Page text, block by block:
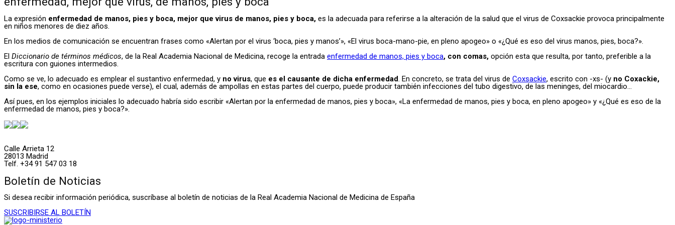
La expresión enfermedad de manos, pies y boca, mejor que virus de manos, pies y boca, es la adecuada para referirse a la alteración de la salud que el virus de Coxsackie provoca principalmente
en niños menores de diez años.
En los medios de comunicación se encuentran frases como «Alertan por el virus ‘boca, pies y manos’», «El virus boca-mano-pie, en pleno apogeo» o «¿Qué es eso del virus manos, pies, boca?».
El Diccionario de términos médicos, de la Real Academia Nacional de Medicina, recoge la entrada enfermedad de manos, pies y boca, con comas, opción esta que resulta, por tanto, preferible a la
escritura con guiones intermedios.
Como se ve, lo adecuado es emplear el sustantivo enfermedad, y no virus, que es el causante de dicha enfermedad. En concreto, se trata del virus de Coxsackie, escrito con -xs- (y no Coxackie,
sin la ese, como en ocasiones puede verse), el cual, además de ampollas en estas partes del cuerpo, puede producir también infecciones del tubo digestivo, de las meninges, del miocardio…
Así pues, en los ejemplos iniciales lo adecuado habría sido escribir «Alertan por la enfermedad de manos, pies y boca», «La enfermedad de manos, pies y boca, en pleno apogeo» y «¿Qué es eso de la
enfermedad de manos, pies y boca?».
Calle Arrieta 12
28013 Madrid
Telf. +34 91 547 03 18
Boletín de Noticias
Si desea recibir información periódica, suscríbase al boletín de noticias de la Real Academia Nacional de Medicina de España
SUSCRIBIRSE AL BOLETÍN